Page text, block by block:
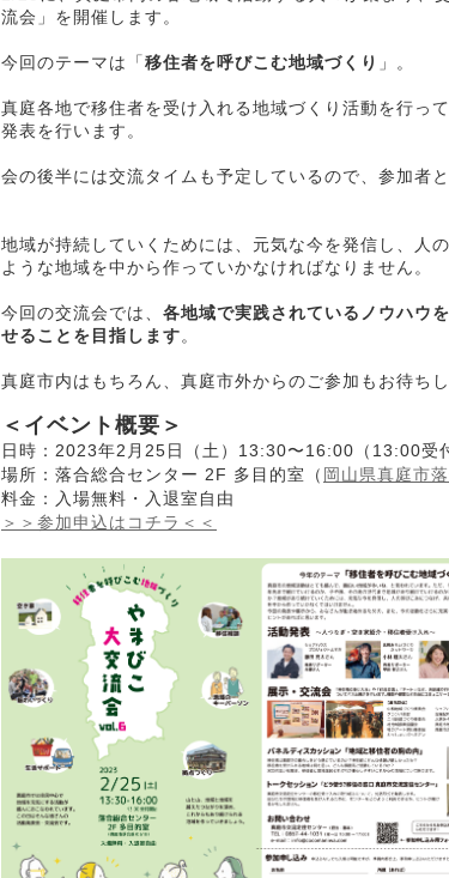
流会」を開催します。
今回のテーマは「移住者を呼びこむ地域づくり 」。
真庭各地で移住者を受け入れる地域づくり活動を行っ
発表を行います。
会の後半には交流タイムも予定しているので、参加者
地域が持続していくためには、元気な今を発信し、人
ような地域を中から作っていかなければなりません。
今回の交流会では、 各地域で実践されているノウハウ
せることを目指します。
真庭市内はもちろん、真庭市外からのご参加もお待ちし
＜イベント概要＞
日時：2023年2月25日（土）13:30〜16:00（13:00受
場所：落合総合センター 2F 多目的室（ 岡山県真庭市
料金：入場無料・入退室自由
＞＞参加申込はコチラ＜＜